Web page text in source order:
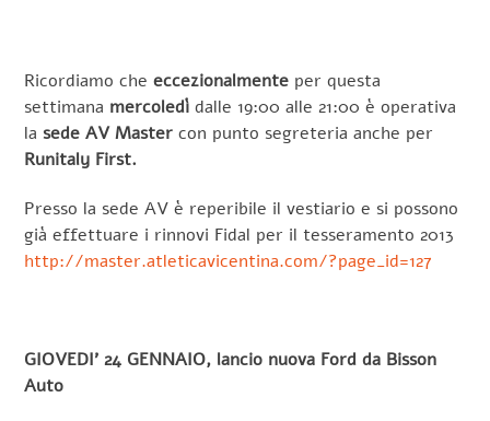
Ricordiamo che eccezionalmente per questa
settimana mercoledìdalle 19:00 alle 21:00 è operativa
la sede AV Mastercon punto segreteria anche per
Runitaly First.
Presso la sede AV è reperibile il vestiario e si possono
già effettuare i rinnovi Fidal per il tesseramento 2013
http://master.atleticavicentina.com/?page_id=127
GIOVEDI’ 24 GENNAIO, lancio nuova Ford da Bisson
Auto